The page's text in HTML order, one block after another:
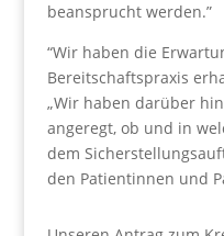
beansprucht werden.”
“Wir haben die
Bereitschaftspraxis
„Wir haben darüber
angeregt, ob und in
dem
den Patientinnen und